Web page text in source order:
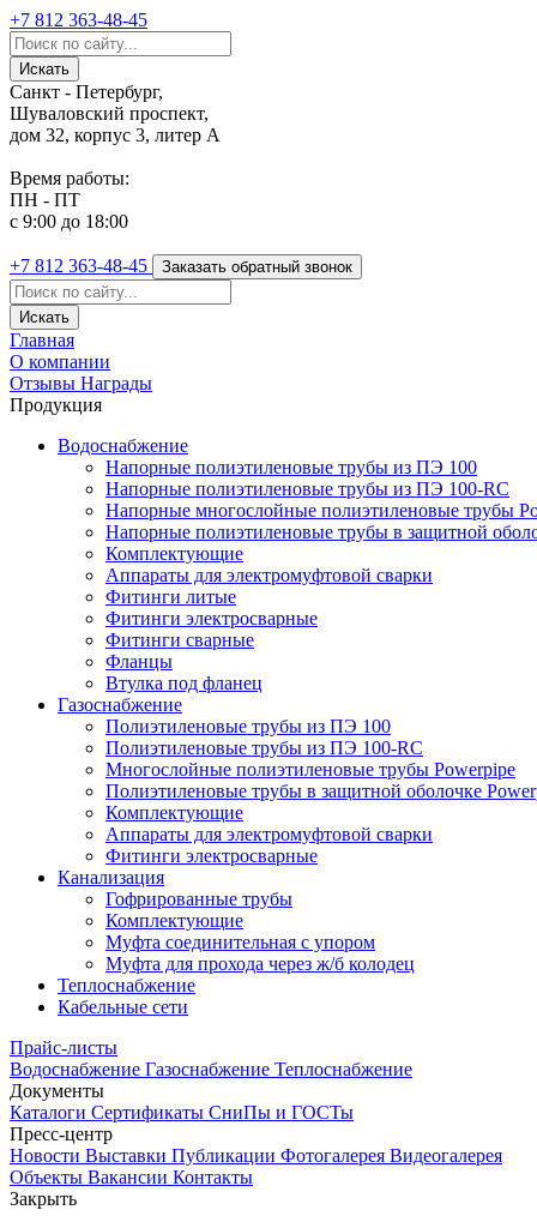
+7 812 363-48-45
Санкт - Петербург,
Шуваловский проспект,
дом 32, корпус 3, литер А
Время работы:
ПН - ПТ
с 9:00 до 18:00
+7 812 363-48-45 Заказать обратный звонок
Главная
О компании
Отзывы Награды
Продукция
Водоснабжение
Напорные полиэтиленовые трубы из ПЭ 100
Напорные полиэтиленовые трубы из ПЭ 100-RC
Напорные многослойные полиэтиленовые трубы
Напорные полиэтиленовые трубы в защитной
Комплектующие
Аппараты для электромуфтовой сварки
Фитинги литые
Фитинги электросварные
Фитинги сварные
Фланцы
Втулка под фланец
Газоснабжение
Полиэтиленовые трубы из ПЭ 100
Полиэтиленовые трубы из ПЭ 100-RC
Многослойные полиэтиленовые трубы Powerpipe
Полиэтиленовые трубы в защитной оболочке
Комплектующие
Аппараты для электромуфтовой сварки
Фитинги электросварные
Канализация
Гофрированные трубы
Комплектующие
Муфта соединительная с упором
Муфта для прохода через ж/б колодец
Теплоснабжение
Кабельные сети
Прайс-листы
Водоснабжение Газоснабжение Теплоснабжение
Документы
Каталоги Сертификаты СниПы и ГОСТы
Пресс-центр
Новости Выставки Публикации Фотогалерея Видеогалерея
Объекты Вакансии Контакты
Закрыть